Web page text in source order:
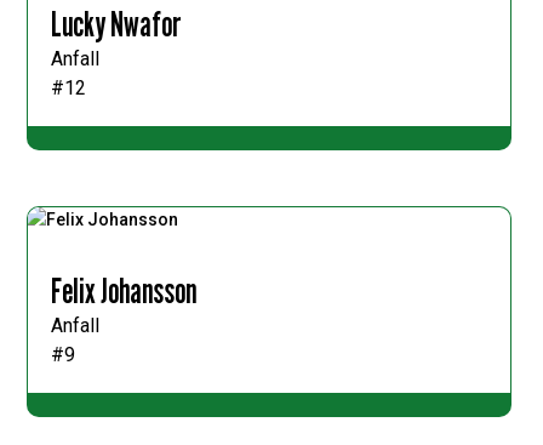
Lucky Nwafor
Anfall
#12
Felix Johansson
Anfall
#9